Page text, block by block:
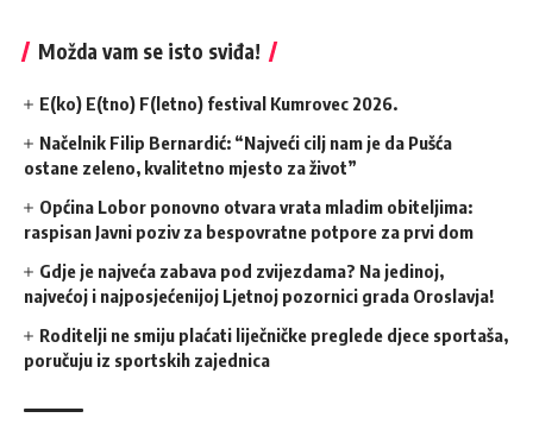
Možda vam se isto sviđa!
E(ko) E(tno) F(letno) festival Kumrovec 2026.
Načelnik Filip Bernardić: “Najveći cilj nam je da Pušća
ostane zeleno, kvalitetno mjesto za život”
Općina Lobor ponovno otvara vrata mladim obiteljima:
raspisan Javni poziv za bespovratne potpore za prvi dom
Gdje je najveća zabava pod zvijezdama? Na jedinoj,
najvećoj i najposjećenijoj Ljetnoj pozornici grada Oroslavja!
Roditelji ne smiju plaćati liječničke preglede djece sportaša,
poručuju iz sportskih zajednica